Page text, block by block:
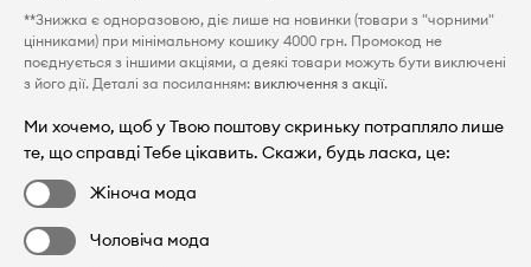
**Знижка є одноразовою, діє лише на новинки (товари з "чорними"
цінниками) при мінімальному кошику 4000 грн. Промокод не
поєднується з іншими акціями, а деякі товари можуть бути виключені
з його дії. Деталі за посиланням: виключення з акції.
Ми хочемо, щоб у Твою поштову скриньку потрапляло лише
те, що справді Тебе цікавить. Скажи, будь ласка, це:
Жіноча мода
Чоловіча мода